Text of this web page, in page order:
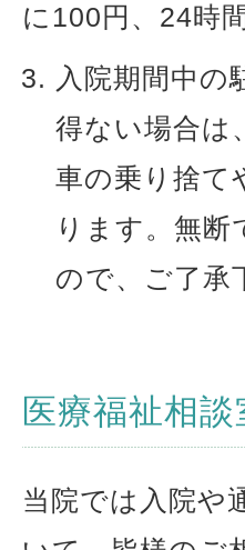
に100円、24時
入院期間中の
得ない場合は
車の乗り捨て
ります。無
ので、ご了承
医療福祉相談
当院では入院や